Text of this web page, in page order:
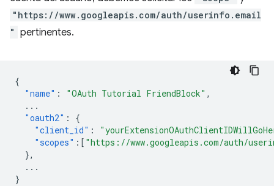
"https://www.googleapis.com/auth/userinfo.email
" pertinentes.
{
"name" : "OAuth Tutorial FriendBlock" ,
...
"oauth2" :
{
"client_id" :
"scopes" :[ "https://www.googleapis.com/auth/
},
...
}